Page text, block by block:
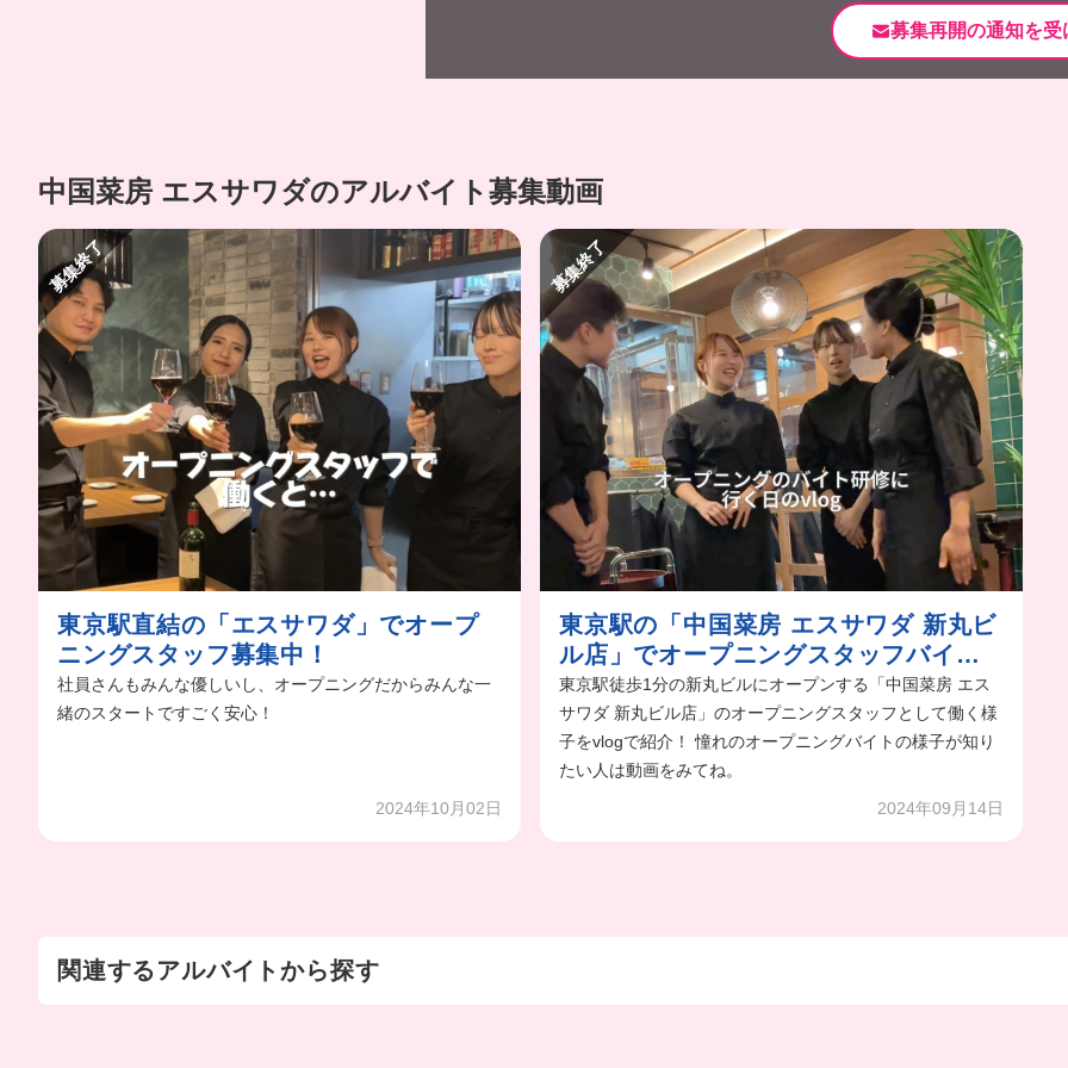
募集再開の通知を受
中国菜房 エスサワダのアルバイト募集動画
募集終了
東京駅直結の「エスサワダ」でオープ
ニングスタッフ募集中！
社員さんもみんな優しいし、オープニングだからみんな一
緒のスタートですごく安心！
2024年10月02日
募集終了
東京駅の「中国菜房 エスサワダ 新丸ビ
ル店」でオープニングスタッフバイトvl
og
東京駅徒歩1分の新丸ビルにオープンする「中国菜房 エス
サワダ 新丸ビル店」のオープニングスタッフとして働く様
子をvlogで紹介！ 憧れのオープニングバイトの様子が知り
たい人は動画をみてね。
2024年09月14日
関連するアルバイトから探す